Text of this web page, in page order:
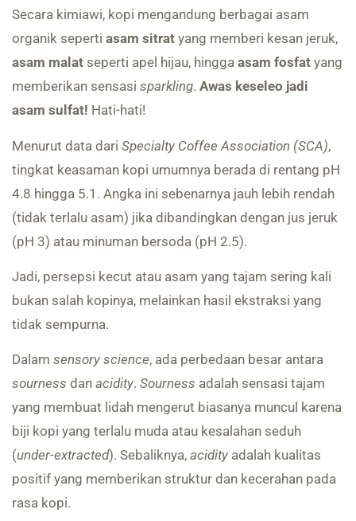
Secara kimiawi, kopi mengandung berbagai asam
organik seperti asam sitrat yang memberi kesan jeruk,
asam malat seperti apel hijau, hingga asam fosfat yang
memberikan sensasi sparkling. Awas keseleo jadi
asam sulfat! Hati-hati!
Menurut data dari Specialty Coffee Association (SCA),
tingkat keasaman kopi umumnya berada di rentang pH
4.8 hingga 5.1. Angka ini sebenarnya jauh lebih rendah
(tidak terlalu asam) jika dibandingkan dengan jus jeruk
(pH 3) atau minuman bersoda (pH 2.5).
Jadi, persepsi kecut atau asam yang tajam sering kali
bukan salah kopinya, melainkan hasil ekstraksi yang
tidak sempurna.
Dalam sensory science, ada perbedaan besar antara
sourness dan acidity. Sourness adalah sensasi tajam
yang membuat lidah mengerut biasanya muncul karena
biji kopi yang terlalu muda atau kesalahan seduh
(under-extracted). Sebaliknya, acidity adalah kualitas
positif yang memberikan struktur dan kecerahan pada
rasa kopi.